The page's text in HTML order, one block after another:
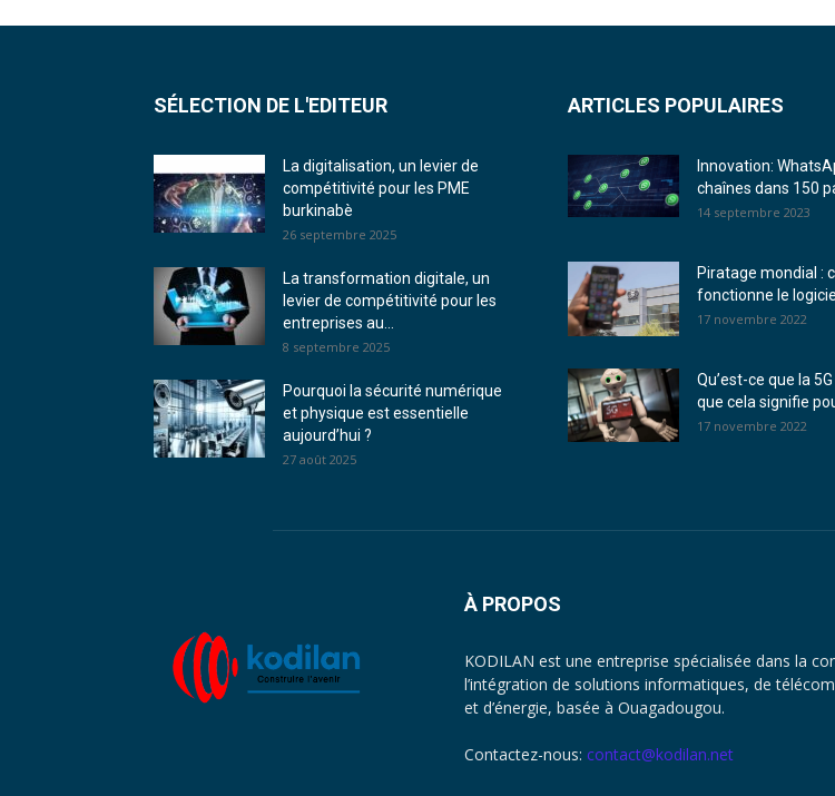
SÉLECTION DE L'EDITEUR
La digitalisation, un levier de
compétitivité pour les PME
burkinabè
26 septembre 2025
La transformation digitale, un
levier de compétitivité pour les
entreprises au...
8 septembre 2025
Pourquoi la sécurité numérique
et physique est essentielle
aujourd’hui ?
27 août 2025
ARTICLES POPULAIRES
Innovation:
chaînes dans 150
14 septembre 2023
Piratage mondial :
fonctionne le
17 novembre 2022
Qu’est-ce que la
que cela signifie
17 novembre 2022
À PROPOS
KODILAN est une entreprise spécialisée dans la
l’intégration de solutions informatiques, de
et d’énergie, basée à Ouagadougou.
Contactez-nous: contact@kodilan.net